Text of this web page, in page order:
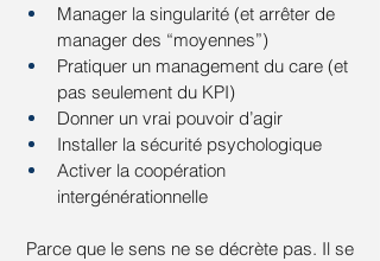
Manager la singularité (et arrêter de
manager des “moyennes”)
Pratiquer un management du care (et
pas seulement du KPI)
Donner un vrai pouvoir d’agir
Installer la sécurité psychologique
Activer la coopération
intergénérationnelle
Parce que le sens ne se décrète pas. Il se